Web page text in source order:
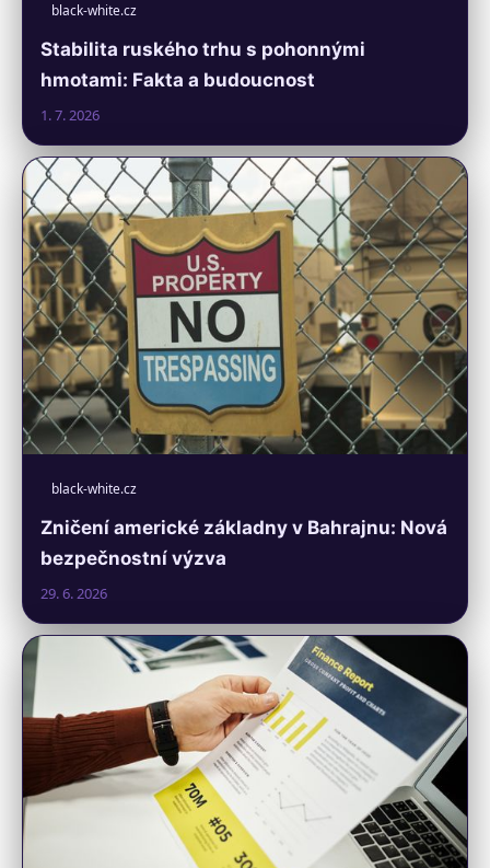
black-white.cz
Stabilita ruského trhu s pohonnými
hmotami: Fakta a budoucnost
1. 7. 2026
black-white.cz
Zničení americké základny v Bahrajnu: Nová
bezpečnostní výzva
29. 6. 2026